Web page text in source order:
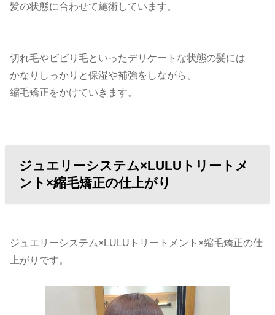
髪の状態に合わせて施術しています。
切れ毛やビビり毛といったデリケートな状態の髪には
かなりしっかりと保湿や補強をしながら、
縮毛矯正をかけていきます。
ジュエリーシステム×LULUトリートメ
ント×縮毛矯正の仕上がり
ジュエリーシステム×LULUトリートメント×縮毛矯正の仕
上がりです。